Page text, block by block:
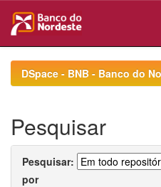
navigationDSpace - BNB - Banco do
Pesquisar
Pesquisar:
por